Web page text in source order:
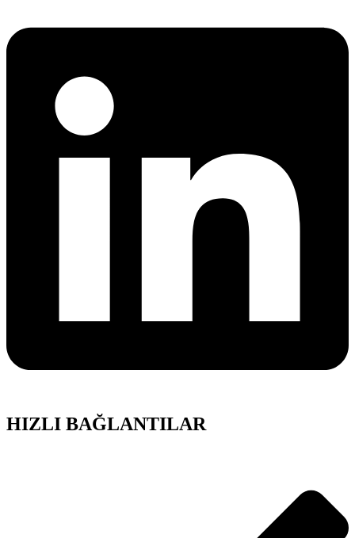
HIZLI BAĞLANTILAR